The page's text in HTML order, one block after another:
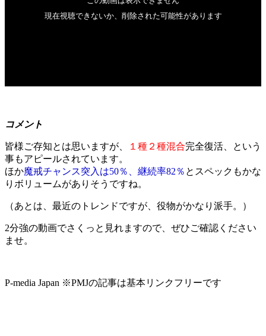
コメント
皆様ご存知とは思いますが、 １種２種混合完全復活、という
事もアピールされています。
ほか魔戒チャンス突入は50％、継続率82％ とスペックもかな
りボリュームがありそうですね。
（あとは、最近のトレンドですが、役物がかなり派手。）
2分強の動画でさくっと見れますので、ぜひご確認ください
ませ。
P-media Japan ※PMJの記事は基本リンクフリーです